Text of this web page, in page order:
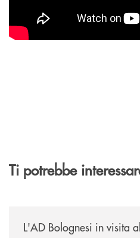
Ti potrebbe
L'AD Bolognesi in visita